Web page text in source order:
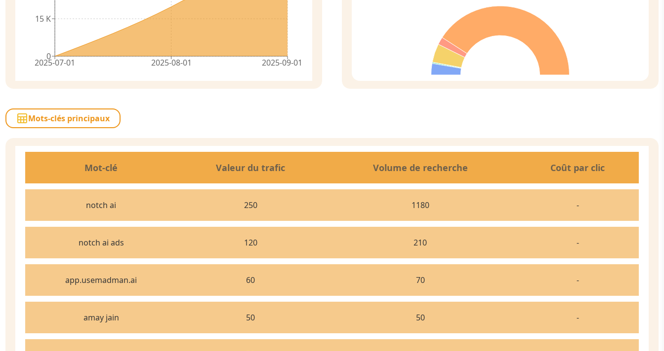
2025-07-01 2025-08-01 2025-09-01
0
15 K
Mots-clés principaux
Mot-clé Valeur du trafic Volume de recherche Coût par clic
notch ai 250 1180 -
notch ai ads 120 210 -
app.usemadman.ai 60 70 -
amay jain 50 50 -